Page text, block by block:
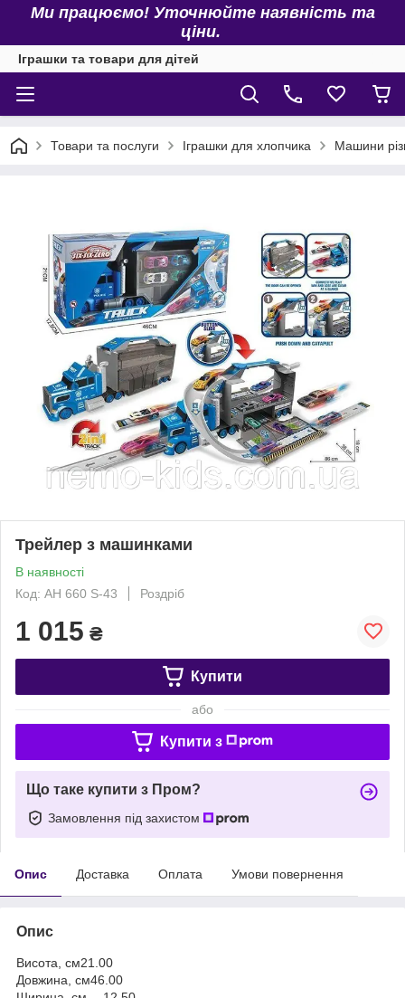
Ми працюємо! Уточнюйте наявність та
ціни.
Іграшки та товари для дітей
Товари та послуги Іграшки для хлопчика Машини
Трейлер з машинками
В наявності
Код: АН 660 S-43
Роздріб
1 015 ₴
Купити
або
Купити з
Що таке купити з Пром?
Замовлення під захистом
Опис Доставка Оплата Умови повернення
Опис
Висота, см21.00
Довжина, см46.00